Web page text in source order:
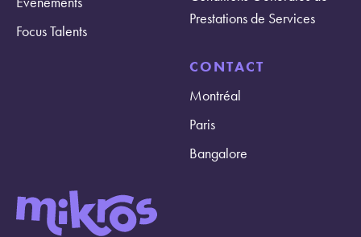
Focus Talents
Prestations de Services
CONTACT
Montréal
Paris
Bangalore